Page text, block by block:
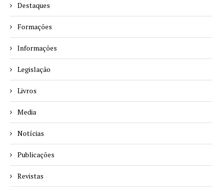
Destaques
Formações
Informações
Legislação
Livros
Media
Notícias
Publicações
Revistas